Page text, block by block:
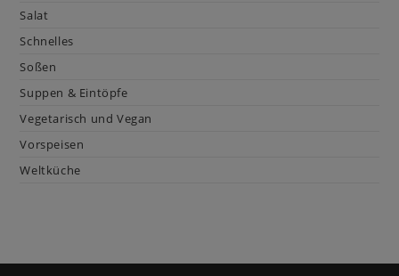
Salat
Schnelles
Soßen
Suppen & Eintöpfe
Vegetarisch und Vegan
Vorspeisen
Weltküche